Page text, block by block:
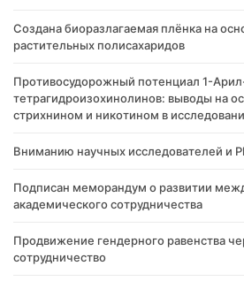
Создана биоразлагаемая плёнка на
растительных полисахаридов
Противосудорожный потенциал 1-
тетрагидроизохинолинов: выводы на
стрихнином и никотином в
Вниманию научных исследователей и
Подписан меморандум о развитии
академического сотрудничества
Продвижение гендерного равенства
сотрудничество